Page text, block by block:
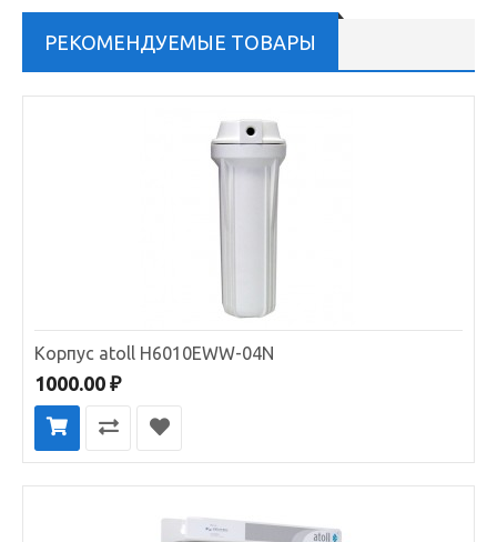
РЕКОМЕНДУЕМЫЕ ТОВАРЫ
Корпус atoll H6010EWW-04N
1000.00 ₽